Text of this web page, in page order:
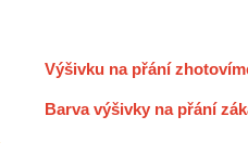
Výšivku na přání
Barva výšivky na přání